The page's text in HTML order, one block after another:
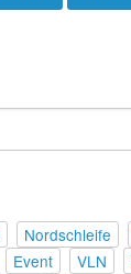
Nordschleife
Event VLN